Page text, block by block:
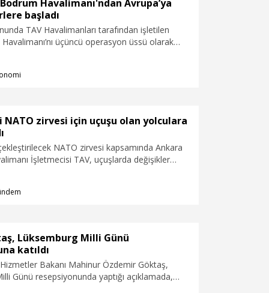
Havalimanı'ndan Avrupa’ya
başladı
TAV Havalimanları tarafından işletilen
üçüncü operasyon üssü olarak
NATO zirvesi için uçuşu olan yolculara
NATO zirvesi kapsamında Ankara
İşletmecisi TAV, uçuşlarda değişikler
Lüksemburg Milli Günü
katıldı
Bakanı Mahinur Özdemir Göktaş,
Günü resepsiyonunda yaptığı açıklamada,